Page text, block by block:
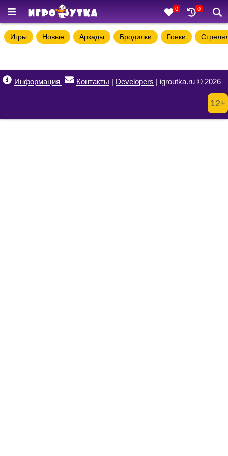
0 0
Игры Новые Аркады Бродилки Гонки
Информация Контакты | Developers | igroutka.ru © 2026
12+